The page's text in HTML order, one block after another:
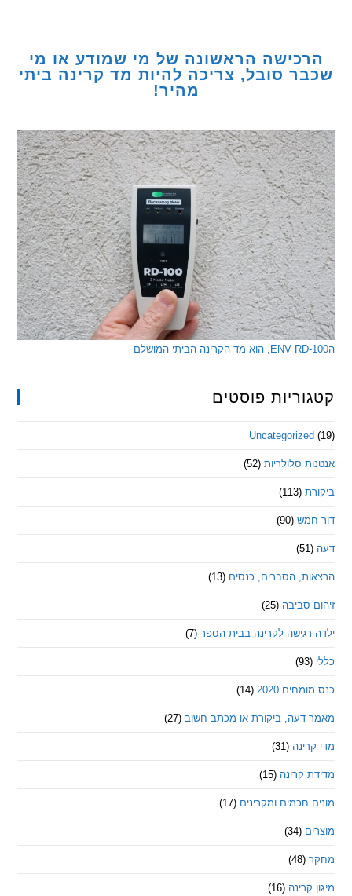
הראשונה של מי שמודע או מי
סובל, צריכה להיות מד קרינה ביתי
מהיר!
פוסטים
סלולריות (52)
(90)
הסברים, כנסים (13)
סביבה (25)
לקרינה בבית הספר (7)
2020
(14)
ביקורת או מכתב חשוב (27)
(31)
קרינה (15)
חכמים ומקרינים (17)
(16)